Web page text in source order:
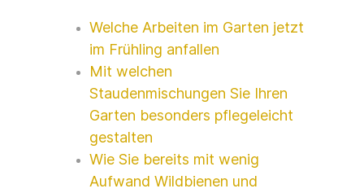
Welche Arbeiten im Garten jetzt
im Frühling anfallen
Mit welchen
Staudenmischungen Sie Ihren
Garten besonders pflegeleicht
gestalten
Wie Sie bereits mit wenig
Aufwand Wildbienen und